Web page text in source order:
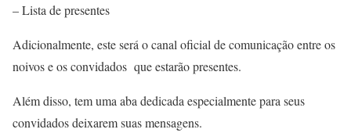
– Lista de presentes
Adicionalmente, este será o canal oficial de comunicação entre os
noivos e os convidados que estarão presentes.
Além disso, tem uma aba dedicada especialmente para seus
convidados deixarem suas mensagens.